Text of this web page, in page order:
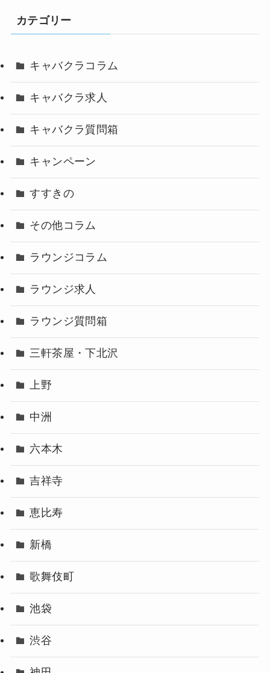
カテゴリー
キャバクラコラム
キャバクラ求人
キャバクラ質問箱
キャンペーン
すすきの
その他コラム
ラウンジコラム
ラウンジ求人
ラウンジ質問箱
三軒茶屋・下北沢
上野
中洲
六本木
吉祥寺
恵比寿
新橋
歌舞伎町
池袋
渋谷